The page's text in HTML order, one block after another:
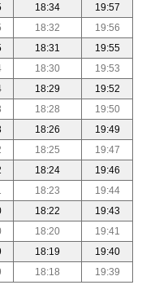
18:34
19:57
18:32
19:56
18:31
19:55
18:30
19:53
18:29
19:52
18:28
19:50
18:26
19:49
18:25
19:47
18:24
19:46
18:23
19:44
18:22
19:43
18:20
19:41
18:19
19:40
18:18 19:39